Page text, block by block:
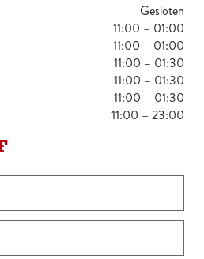
Gesloten
11:00 – 01:00
11:00 – 01:00
11:00 – 01:30
11:00 – 01:30
11:00 – 01:30
11:00 – 23:00